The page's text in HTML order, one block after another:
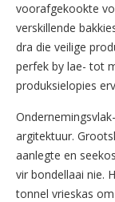
voorafgekookte
verskillende
dra die veilige
perfek by lae- tot
produksielopies
argitektuur.
aanlegte en
vir bondellaai nie.
tonnel vrieskas